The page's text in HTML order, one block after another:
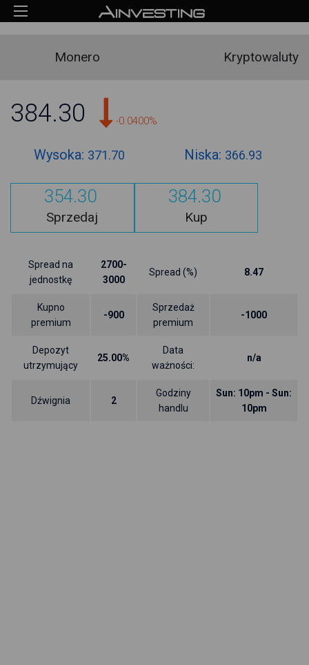
Monero Kryptowaluty
384.30 -0.0400%
Wysoka: 371.70 Niska: 366.93
354.30
Sprzedaj
384.30
Kup
Spread na
jednostkę
2700-
3000
Spread (%) 8.47
Kupno
premium
-900
Sprzedaż
premium
-1000
Depozyt
utrzymujący
25.00%
Data
ważności:
n/a
Dźwignia 2
Godziny
handlu
Sun: 10pm - Sun:
10pm